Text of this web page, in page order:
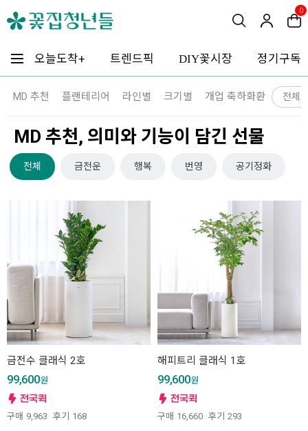
0
오늘도착+ 트렌드픽 DIY꽃시장 정기구독
MD 추천 플랜테리어 라인별 크기별 개업 축하화환 전체
MD 추천, 의미와 기능이 담긴 선물
전체 금전운 행복 번영 공기정화
금전수 클래식 2호
99,600원
구매 9,963 후기 168
해피트리 클래식 1호
99,600원
구매 16,660 후기 293